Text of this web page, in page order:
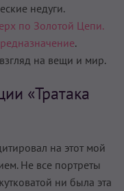
недуги.
по Золотой Цепи.
.
на вещи и мир.
«Тратака
на этот мой
Не все портреты
ни была эта